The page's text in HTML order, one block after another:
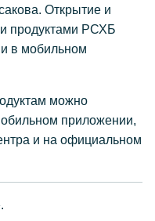
Открытие и
продуктами РСХБ
и в мобильном
можно
приложении,
и на официальном